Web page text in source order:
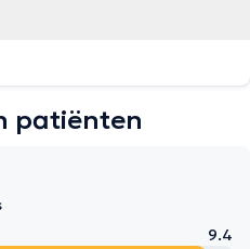
patiënten
9.4